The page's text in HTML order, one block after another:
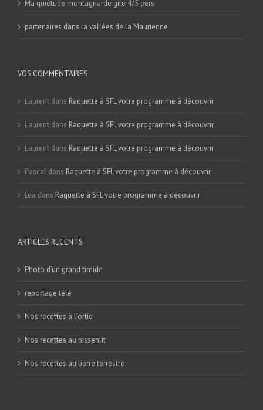
Ma quiétude montagnarde gite 4/5 pers
partenaires dans la vallées de la Maurienne
VOS COMMENTAIRES
Laurent dans Raquette à SFL votre programme à découvrir
Laurent dans Raquette à SFL votre programme à découvrir
Laurent dans Raquette à SFL votre programme à découvrir
Pascal dans Raquette à SFL votre programme à découvrir
Lea dans Raquette à SFL votre programme à découvrir
ARTICLES RÉCENTS
Photo d’un grand timide
reportage télé
Nos recettes à l’ortie
Nos recettes au pissenlit
Nos recettes au lierre terrestre